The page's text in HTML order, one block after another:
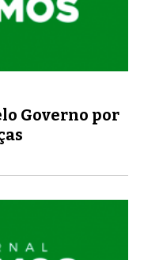
Governo por